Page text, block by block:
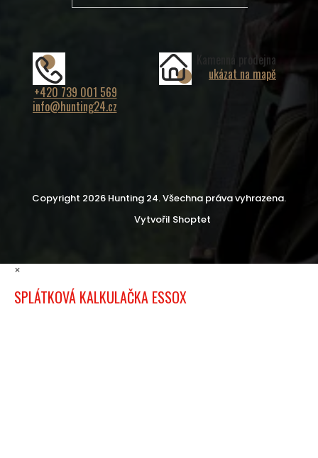
+420 739 001 569
info@hunting24.cz
Kamenná prodejna
ukázat na mapě
Vytvořil Shoptet
Copyright 2026 Hunting 24. Všechna práva vyhrazena.
×
SPLÁTKOVÁ KALKULAČKA ESSOX